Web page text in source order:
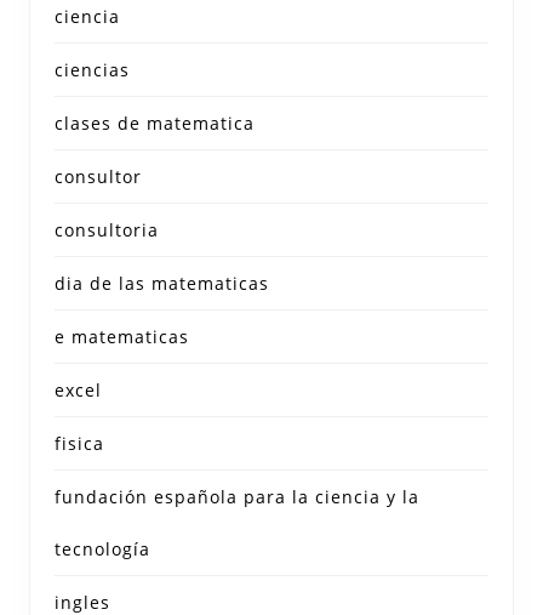
ciencia
ciencias
clases de matematica
consultor
consultoria
dia de las matematicas
e matematicas
excel
fisica
fundación española para la ciencia y la
tecnología
ingles